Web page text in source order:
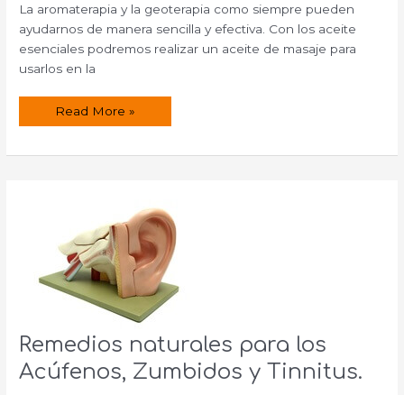
La aromaterapia y la geoterapia como siempre pueden
ayudarnos de manera sencilla y efectiva. Con los aceite
esenciales podremos realizar un aceite de masaje para
usarlos en la
Aromaterapia
los
Read More »
Remedios naturales para los
Acúfenos, Zumbidos y Tinnitus.